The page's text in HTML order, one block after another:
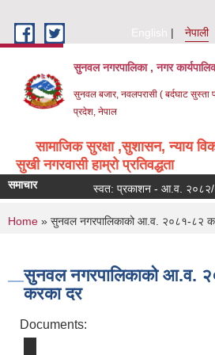
English
नेपाली
सुनवल नगरपालिका , नगर
सुनवल बजार, नवलपरासी ( बर्दघाट सुस्ता
प्रदेश, नेपाल
सामाजिक सुरक्षा ,सुशासन, न्याय
सुखी नगरवासी हाम्रो प्रतिवद्धता
समाचार स्वत: प्रकाशन - आ.व. २०८२/
You are here
Home » सुनवल नगरपालिकाको आ.व. २०८१-८२
सुनवल नगरपालिकाको आ.व.
करका दर
Documents: